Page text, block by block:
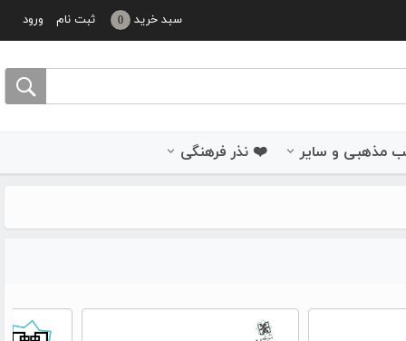
ورود ثبت نام سبد خرید 0
مذهبی و سایر ❤️ نذر فرهنگی